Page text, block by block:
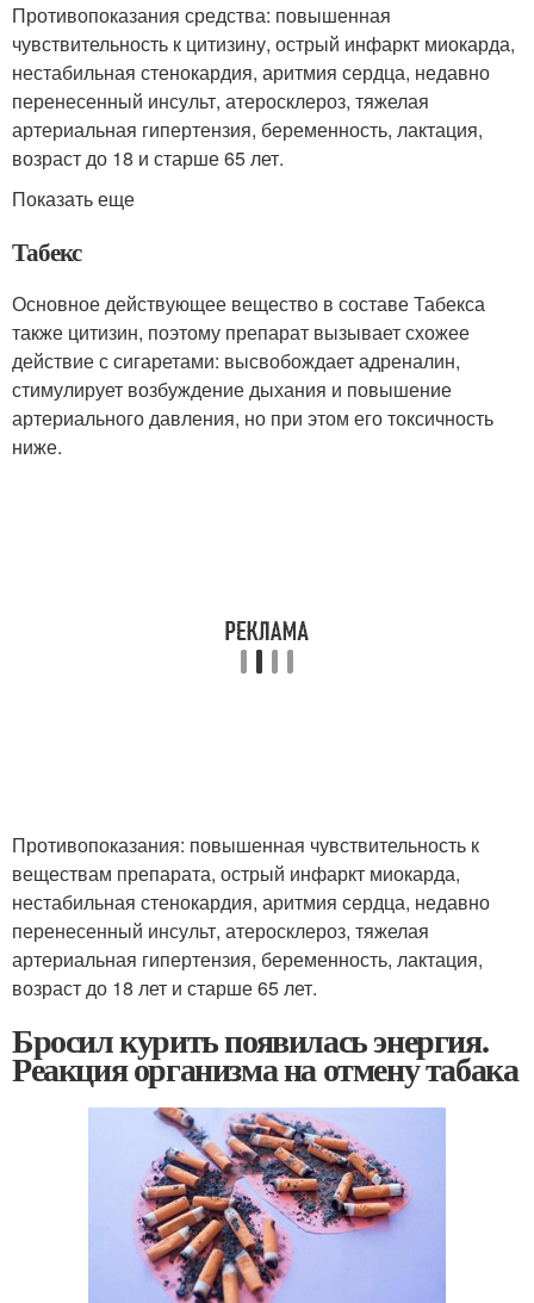
Противопоказания средства: повышенная
чувствительность к цитизину, острый инфаркт миокарда,
нестабильная стенокардия, аритмия сердца, недавно
перенесенный инсульт, атеросклероз, тяжелая
артериальная гипертензия, беременность, лактация,
возраст до 18 и старше 65 лет.
Показать еще
Табекс
Основное действующее вещество в составе Табекса
также цитизин, поэтому препарат вызывает схожее
действие с сигаретами: высвобождает адреналин,
стимулирует возбуждение дыхания и повышение
артериального давления, но при этом его токсичность
ниже.
Противопоказания: повышенная чувствительность к
веществам препарата, острый инфаркт миокарда,
нестабильная стенокардия, аритмия сердца, недавно
перенесенный инсульт, атеросклероз, тяжелая
артериальная гипертензия, беременность, лактация,
возраст до 18 лет и старше 65 лет.
Бросил курить появилась энергия.
Реакция организма на отмену табака